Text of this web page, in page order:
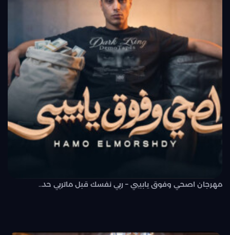
مهرجان اصحي وفوق يابيبي – ربي نفسك قبل ماتربي حد..